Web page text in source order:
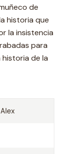
de
historia que
la insistencia
para
historia de la